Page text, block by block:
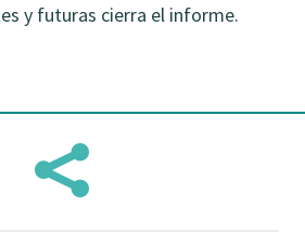
y futuras cierra el informe.
